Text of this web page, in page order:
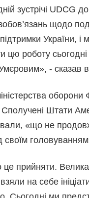
зустрічі UDCG
щодо
підтримки України, і
цю роботу сьогодні
- сказав
Штати
«що не
своїм
прийняти. Велика
на себе